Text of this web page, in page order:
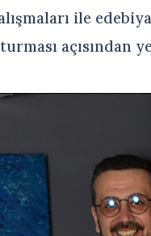
ile